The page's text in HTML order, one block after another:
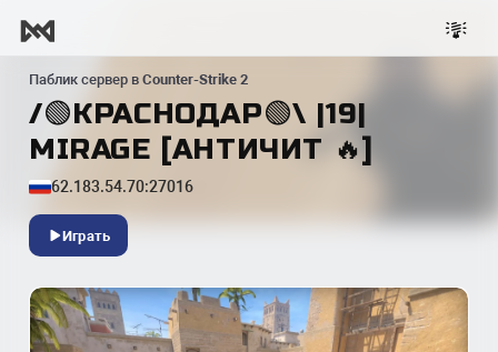
Паблик сервер в Counter-Strike 2
/🟢КРАСНОДАР🟢\ |19|
MIRAGE [AHTИЧИT 🔥]
62.183.54.70:27016
Играть